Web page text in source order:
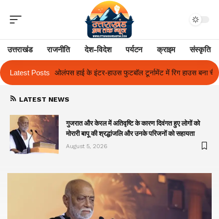
उत्तराखंड राजनीति देश-विदेश पर्यटन क्राइम संस्कृति
Latest Posts
फुटबॉल टूर्नामेंट में रिग हाउस बना चैंपियन तुलाज़ ने रचा इतिहास, संस्थान से
LATEST NEWS
गुजरात और केरल में अतिवृष्टि के कारण दिवंगत हुए लोगों को
मोरारी बापू की श्रद्धांजलि और उनके परिजनों को सहायता
August 5, 2026